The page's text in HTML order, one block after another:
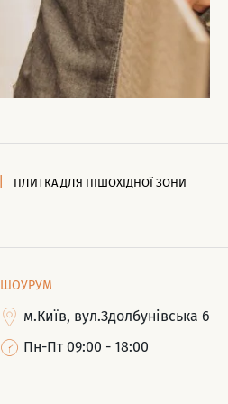
ПЛИТКА ДЛЯ ПІШОХІДНОЇ ЗОНИ
ШОУРУМ
м.Київ, вул.Здолбунівська 6
Пн-Пт 09:00 - 18:00